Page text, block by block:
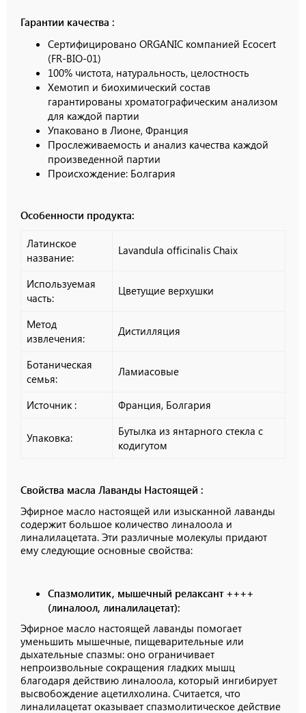
Гарантии качества :
Сертифицировано ORGANIC компанией Ecocert
(FR-BIO-01)
100% чистота, натуральность, целостность
Хемотип и биохимический состав
гарантированы хроматографическим анализом
для каждой партии
Упаковано в Лионе, Франция
Прослеживаемость и анализ качества каждой
произведенной партии
Происхождение: Болгария
Особенности продукта:
Латинское
название:
Lavandula officinalis Chaix
Используемая
часть:
Цветущие верхушки
Метод
извлечения:
Дистилляция
Ботаническая
семья:
Ламиасовые
Источник : Франция, Болгария
Упаковка:
Бутылка из янтарного стекла с
кодигутом
Свойства масла Лаванды Настоящей :
Эфирное масло настоящей или изысканной лаванды
содержит большое количество линалоола и
линалилацетата. Эти различные молекулы придают
ему следующие основные свойства:
Спазмолитик, мышечный релаксант ++++
(линалоол, линалилацетат):
Эфирное масло настоящей лаванды помогает
уменьшить мышечные, пищеварительные или
дыхательные спазмы: оно ограничивает
непроизвольные сокращения гладких мышц
благодаря действию линалоола, который ингибирует
высвобождение ацетилхолина. Считается, что
линалилацетат оказывает спазмолитическое действие